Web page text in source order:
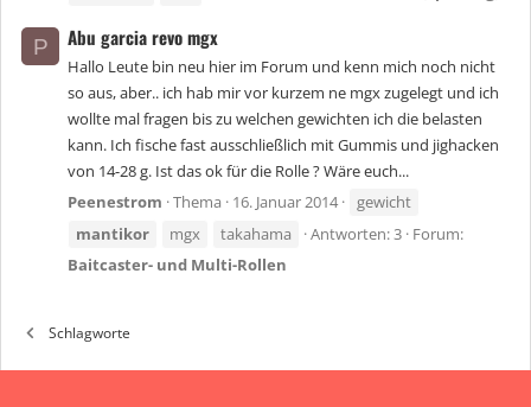
P Abu garcia revo mgx
Hallo Leute bin neu hier im Forum und kenn mich noch nicht
so aus, aber.. ich hab mir vor kurzem ne mgx zugelegt und ich
wollte mal fragen bis zu welchen gewichten ich die belasten
kann. Ich fische fast ausschließlich mit Gummis und jighacken
von 14-28 g. Ist das ok für die Rolle ? Wäre euch...
Peenestrom Thema 16. Januar 2014
gewicht
mantikor
mgx takahama Antworten: 3 Forum:
Baitcaster- und Multi-Rollen
Schlagworte